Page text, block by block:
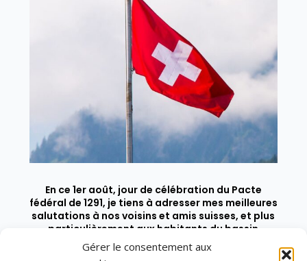
Gérer le consentement aux
En ce 1er août, jour de célébration du Pacte
fédéral de 1291, je tiens à adresser mes meilleures
salutations à nos voisins et amis suisses, et plus
particulièrement aux habitants du bassin
genevois et de l’arc lémanique, avec lesquels la
Haute-Savoie entretient des liens étroits et